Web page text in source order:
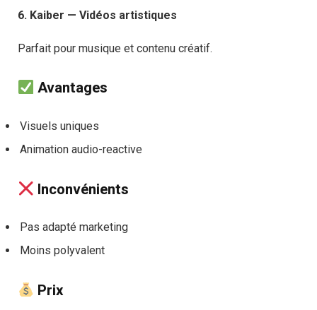
6. Kaiber — Vidéos artistiques
Parfait pour musique et contenu créatif.
Avantages
Visuels uniques
Animation audio-reactive
Inconvénients
Pas adapté marketing
Moins polyvalent
Prix